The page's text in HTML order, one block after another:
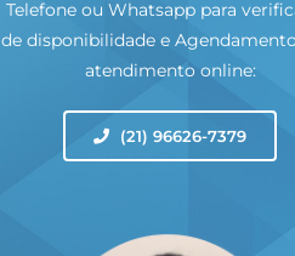
Telefone ou Whatsapp para
de disponibilidade e
atendimento online:
(21) 96626-7379